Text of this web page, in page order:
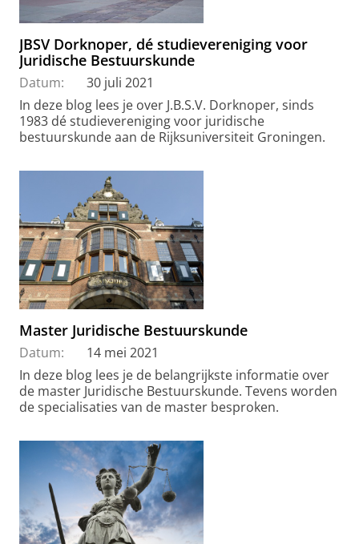
JBSV Dorknoper, dé studievereniging voor
Juridische Bestuurskunde
Datum:
30 juli 2021
In deze blog lees je over J.B.S.V. Dorknoper, sinds
1983 dé studievereniging voor juridische
bestuurskunde aan de Rijksuniversiteit Groningen.
Master Juridische Bestuurskunde
Datum:
14 mei 2021
In deze blog lees je de belangrijkste informatie over
de master Juridische Bestuurskunde. Tevens worden
de specialisaties van de master besproken.